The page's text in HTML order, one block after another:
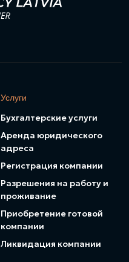
Услуги
Бухгалтерские услуги
Аренда юридического
адреса
Регистрация компании
Разрешения на работу и
проживание
Приобретение готовой
компании
Ликвидация компании